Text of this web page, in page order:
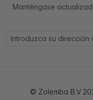
Manténgase
© Zolemba B.V